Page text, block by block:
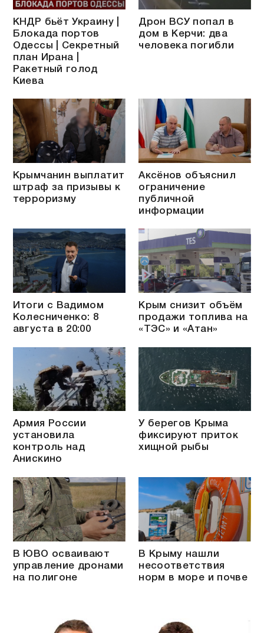
КНДР бьёт Украину |
Блокада портов
Одессы | Секретный
план Ирана |
Ракетный голод
Киева
Дрон ВСУ попал в
дом в Керчи: два
человека погибли
Крымчанин выплатит
штраф за призывы к
терроризму
Аксёнов объяснил
ограничение
публичной
информации
Итоги с Вадимом
Колесниченко: 8
августа в 20:00
Крым снизит объём
продажи топлива на
«ТЭС» и «Атан»
Армия России
установила
контроль над
Анискино
У берегов Крыма
фиксируют приток
хищной рыбы
В ЮВО осваивают
управление дронами
на полигоне
В Крыму нашли
несоответствия
норм в море и почве